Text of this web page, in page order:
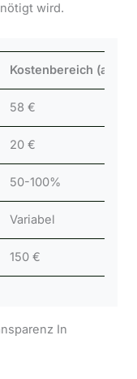
wird.
Kostenbereich (ab)
58 €
20 €
50-100%
Variabel
150 €
In